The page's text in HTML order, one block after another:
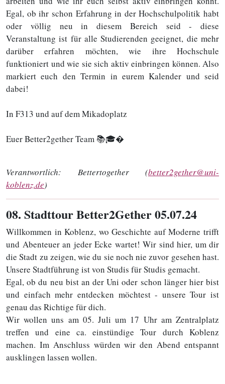
Egal, ob ihr schon Erfahrung in der Hochschulpolitik habt
oder völlig neu in diesem Bereich seid - diese
Veranstaltung ist für alle Studierenden geeignet, die mehr
darüber erfahren möchten, wie ihre Hochschule
funktioniert und wie sie sich aktiv einbringen können. Also
markiert euch den Termin in eurem Kalender und seid
dabei!
In F313 und auf dem Mikadoplatz
Euer Better2gether Team 📚🎓�
Verantwortlich: Bettertogether (better2gether@uni-
koblenz.de)
08. Stadttour Better2Gether 05.07.24
Willkommen in Koblenz, wo Geschichte auf Moderne trifft
und Abenteuer an jeder Ecke wartet! Wir sind hier, um dir
die Stadt zu zeigen, wie du sie noch nie zuvor gesehen hast.
Unsere Stadtführung ist von Studis für Studis gemacht.
Egal, ob du neu bist an der Uni oder schon länger hier bist
und einfach mehr entdecken möchtest - unsere Tour ist
genau das Richtige für dich.
Wir wollen uns am 05. Juli um 17 Uhr am Zentralplatz
treffen und eine ca. einstündige Tour durch Koblenz
machen. Im Anschluss würden wir den Abend entspannt
ausklingen lassen wollen.